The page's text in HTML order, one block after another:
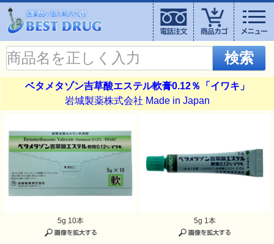
検索
ベタメタゾン吉草酸エステル軟膏0.12％「イワキ」
岩城製薬株式会社 Made in Japan
5g 10本 5g 1本